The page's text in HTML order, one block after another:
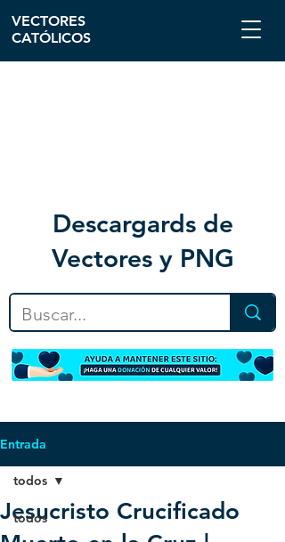
Descargards de
Vectores y PNG
VECTORES
CATÓLICOS
Entrada
todos
todos
Jesucristo Crucificado